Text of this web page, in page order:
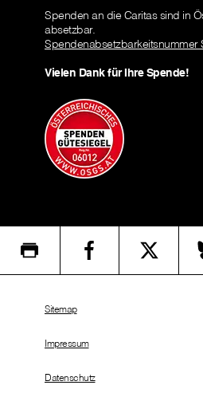
Spenden an die Caritas sind in
absetzbar.
Spendenabsetzbarkeitsnummer
Vielen Dank für Ihre Spende!
Sitemap
Impressum
Datenschutz